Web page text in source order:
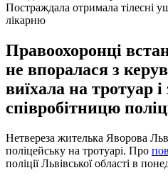
Постраждала отримала тілесні
лікарню
Правоохоронці
не впоралася з
виїхала на тротуар і
співробітницю
Нетвереза жителька Яворова
поліцейську на тротуарі. Про
поліції Львівської області в